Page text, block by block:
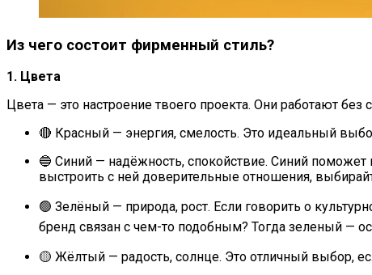
Из чего состоит фирменный стиль?
1. Цвета
Цвета — это настроение твоего проекта. Они работают без
🔴 Красный — энергия, смелость. Это идеальный
🔵 Синий — надёжность, спокойствие. Синий
выстроить с ней доверительные отношения,
🟢 Зелёный — природа, рост. Если говорить о
бренд связан с чем-то подобным? Тогда зеленый —
🟡 Жёлтый — радость, солнце. Это отличный выбор,